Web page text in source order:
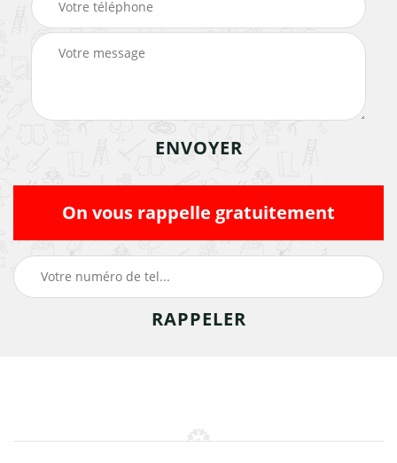
On vous rappelle gratuitement